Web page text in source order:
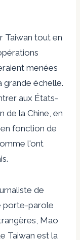
Taiwan tout en
menées
grande échelle.
aux États-
de la Chine, en
en fonction de
l'ont
.
de
porte-parole
Mao
Taiwan est la